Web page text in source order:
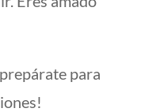
para